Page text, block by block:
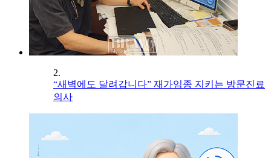
2.
“새벽에도 달려갑니다” 재가임종 지키는 방문진료
의사